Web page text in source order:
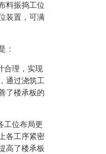
料振捣工位
装置，可满
：
合理，实现
通过浇筑工
了楼承板的
工位布局更
各工序紧密
高了楼承板